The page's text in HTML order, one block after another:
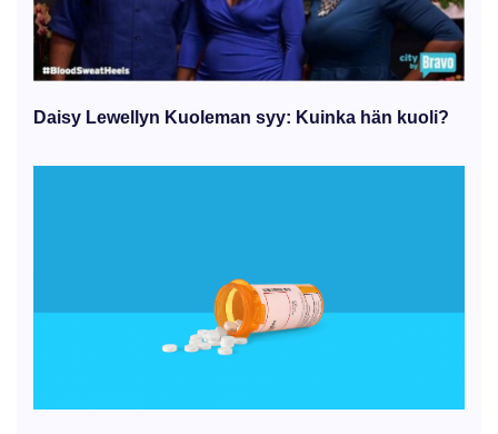
Daisy Lewellyn Kuoleman syy: Kuinka hän kuoli?